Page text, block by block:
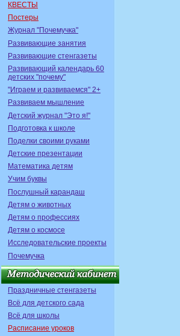
КВЕСТЫ
Постеры
Журнал "Почемучка"
Развивающие занятия
Развивающие стенгазеты
Развивающий календарь 60
детских "почему"
"Играем и развиваемся" 2+
Развиваем мышление
Детский журнал "Это я!"
Подготовка к школе
Поделки своими руками
Детские презентации
Математика детям
Учим буквы
Послушный карандаш
Детям о животных
Детям о профессиях
Детям о космосе
Исследовательские проекты
Почемучка
Праздничные стенгазеты
Всё для детского сада
Всё для школы
Расписание уроков